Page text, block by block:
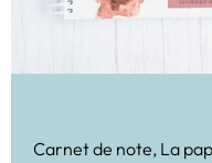
Carnet de note, La